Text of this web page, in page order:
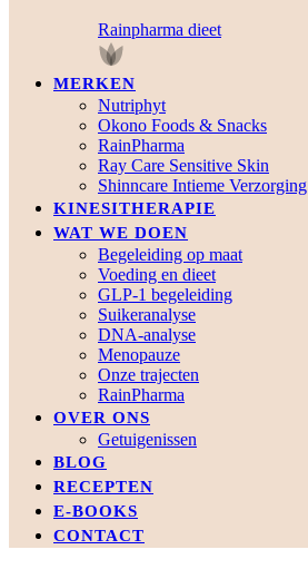
Rainpharma dieet
MERKEN
Nutriphyt
Okono Foods & Snacks
RainPharma
Ray Care Sensitive Skin
Shinncare Intieme Verzorging
KINESITHERAPIE
WAT WE DOEN
Begeleiding op maat
Voeding en dieet
GLP-1 begeleiding
Suikeranalyse
DNA-analyse
Menopauze
Onze trajecten
RainPharma
OVER ONS
Getuigenissen
BLOG
RECEPTEN
E-BOOKS
CONTACT